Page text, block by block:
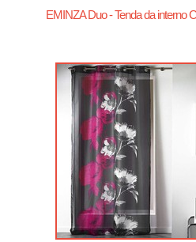
EMINZA Duo - Tenda da interno